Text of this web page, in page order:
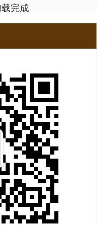
完成